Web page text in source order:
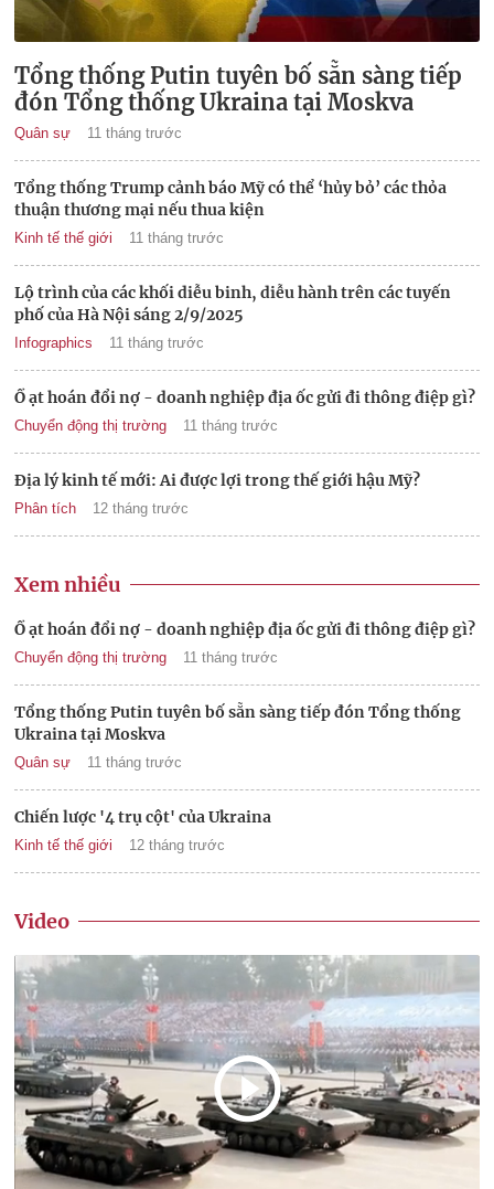
Tổng thống Putin tuyên bố sẵn sàng tiếp
đón Tổng thống Ukraina tại Moskva
Quân sự 11 tháng trước
Tổng thống Trump cảnh báo Mỹ có thể ‘hủy bỏ’ các thỏa
thuận thương mại nếu thua kiện
Kinh tế thế giới 11 tháng trước
Lộ trình của các khối diễu binh, diễu hành trên các tuyến
phố của Hà Nội sáng 2/9/2025
Infographics 11 tháng trước
Ồ ạt hoán đổi nợ - doanh nghiệp địa ốc gửi đi thông điệp gì?
Chuyển động thị trường 11 tháng trước
Địa lý kinh tế mới: Ai được lợi trong thế giới hậu Mỹ?
Phân tích 12 tháng trước
Xem nhiều
Ồ ạt hoán đổi nợ - doanh nghiệp địa ốc gửi đi thông điệp gì?
Chuyển động thị trường 11 tháng trước
Tổng thống Putin tuyên bố sẵn sàng tiếp đón Tổng thống
Ukraina tại Moskva
Quân sự 11 tháng trước
Chiến lược '4 trụ cột' của Ukraina
Kinh tế thế giới 12 tháng trước
Video